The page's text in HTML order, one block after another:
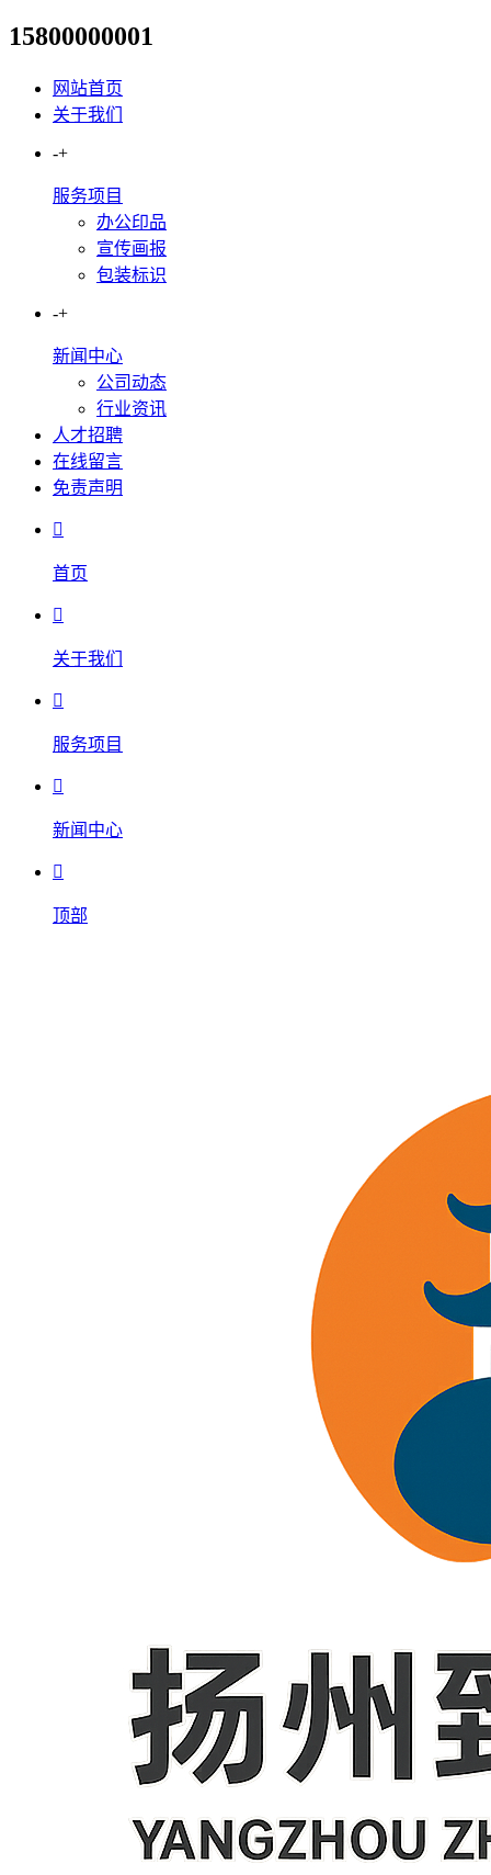
医院门诊导视牌设计指南：标
15800000001
网站首页
关于我们
-+
服务项目
办公印品
宣传画报
包装标识
-+
新闻中心
公司动态
行业资讯
人才招聘
在线留言
免责声明

首页

关于我们

服务项目

新闻中心

顶部